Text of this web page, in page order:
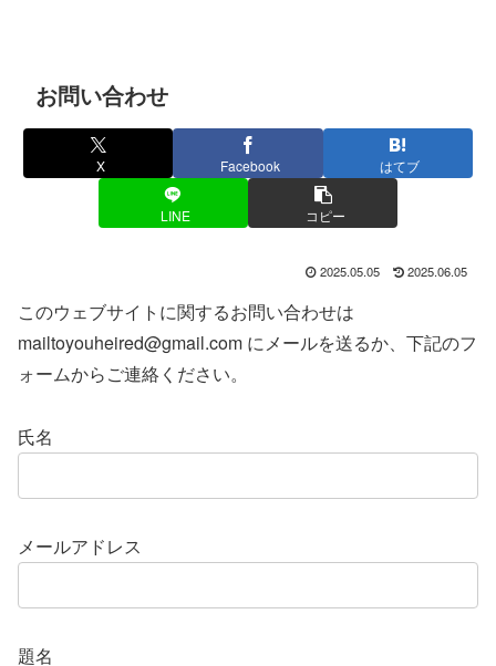
お問い合わせ
X Facebook はてブ
LINE コピー
2025.05.05 2025.06.05
このウェブサイトに関するお問い合わせは
mailtoyouheired@gmail.com にメールを送るか、下記のフ
ォームからご連絡ください。
氏名
メールアドレス
題名